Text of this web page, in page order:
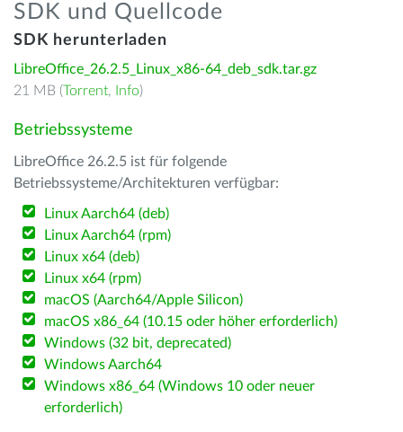
SDK und Quellcode
SDK herunterladen
LibreOffice_26.2.5_Linux_x86-64_deb_sdk.tar.gz
21 MB (Torrent, Info)
Betriebssysteme
LibreOffice 26.2.5 ist für folgende
Betriebssysteme/Architekturen verfügbar:
Linux Aarch64 (deb)
Linux Aarch64 (rpm)
Linux x64 (deb)
Linux x64 (rpm)
macOS (Aarch64/Apple Silicon)
macOS x86_64 (10.15 oder höher erforderlich)
Windows (32 bit, deprecated)
Windows Aarch64
Windows x86_64 (Windows 10 oder neuer
erforderlich)